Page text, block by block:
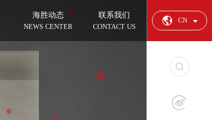
海胜动态
NEWS CENTER
联系我们
CONTACT US
CN